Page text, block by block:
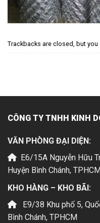
Trackbacks are closed, but you
CÔNG TY TNHH KINH
VĂN PHÒNG ĐẠI DIỆN:
E6/15A Nguyễn Hữu
Huyện Bình Chánh, TPHCM
KHO HÀNG – KHO BÃI:
E9/38 Khu phố 5,
Bình Chánh, TPHCM